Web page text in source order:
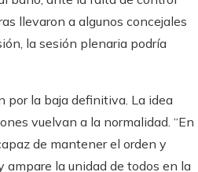
llevaron a algunos concejales
la sesión plenaria podría
por la baja definitiva. La idea
vuelvan a la normalidad. “En
de mantener el orden y
ampare la unidad de todos en la